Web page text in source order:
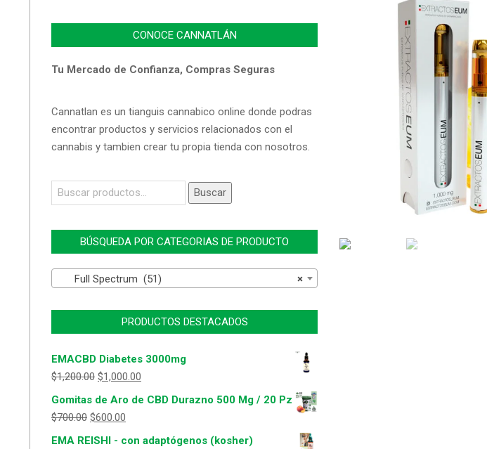
CONOCE CANNATLÁN
Tu Mercado de Confianza, Compras Seguras
Cannatlan es un tianguis cannabico online donde podras
encontrar productos y servicios relacionados con el
cannabis y tambien crear tu propia tienda con nosotros.
Buscar
por:
Buscar
BÚSQUEDA POR CATEGORIAS DE PRODUCTO
×
Full Spectrum (51)
PRODUCTOS DESTACADOS
EMACBD Diabetes 3000mg
$1,200.00 $1,000.00
Gomitas de Aro de CBD Durazno 500 Mg / 20 Pz
$700.00 $600.00
EMA REISHI - con adaptógenos (kosher)